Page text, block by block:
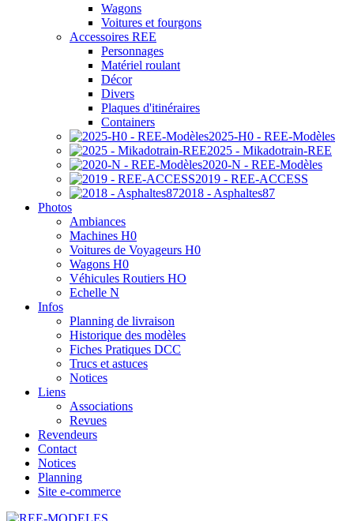
Wagons
Voitures et fourgons
Accessoires REE
Personnages
Matériel roulant
Décor
Divers
Plaques d'itinéraires
Containers
2025-H0 - REE-Modèles
2025 - Mikadotrain-REE
2020-N - REE-Modèles
2019 - REE-ACCESS
2018 - Asphaltes87
Photos
Ambiances
Machines H0
Voitures de Voyageurs H0
Wagons H0
Véhicules Routiers HO
Echelle N
Infos
Planning de livraison
Historique des modèles
Fiches Pratiques DCC
Trucs et astuces
Notices
Liens
Associations
Revues
Revendeurs
Contact
Notices
Planning
Site e-commerce